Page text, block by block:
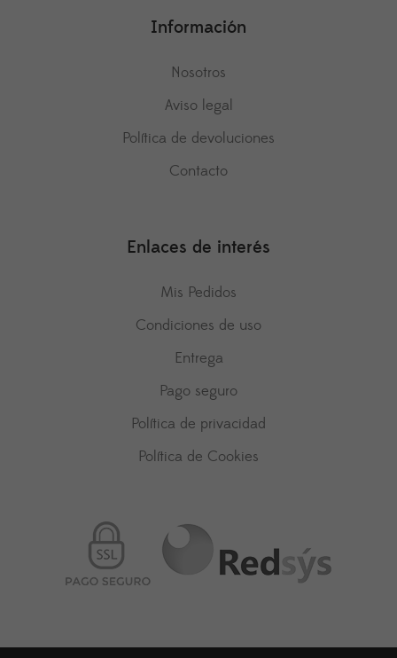
Información
Nosotros
Aviso legal
Política de devoluciones
Contacto
Enlaces de interés
Mis Pedidos
Condiciones de uso
Entrega
Pago seguro
Política de privacidad
Política de Cookies